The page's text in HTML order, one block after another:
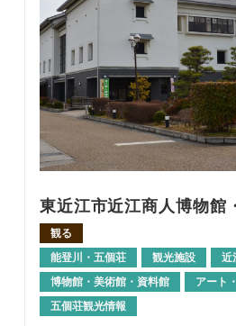
東近江市近江商人博物館
観る
能登川・五個荘
観光施設
近
博物館・美術館・資料館
アート
五個荘観光情報